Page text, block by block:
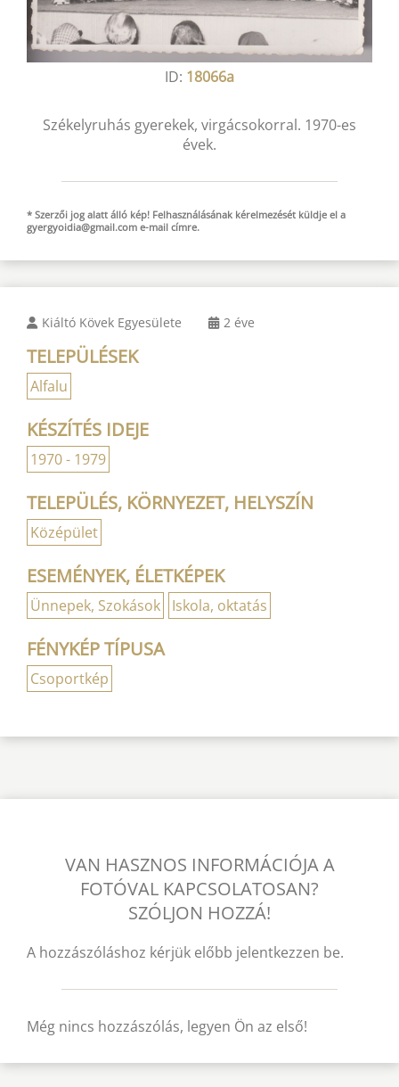
ID: 18066a
Székelyruhás gyerekek, virgácsokorral. 1970-es
évek.
* Szerzői jog alatt álló kép! Felhasználásának kérelmezését küldje el a
gyergyoidia@gmail.com e-mail címre.
Kiáltó Kövek Egyesülete 2 éve
TELEPÜLÉSEK
Alfalu
KÉSZÍTÉS IDEJE
1970 - 1979
TELEPÜLÉS, KÖRNYEZET, HELYSZÍN
Középület
ESEMÉNYEK, ÉLETKÉPEK
Ünnepek, Szokások Iskola, oktatás
FÉNYKÉP TÍPUSA
Csoportkép
VAN HASZNOS INFORMÁCIÓJA A
FOTÓVAL KAPCSOLATOSAN?
SZÓLJON HOZZÁ!
A hozzászóláshoz kérjük előbb jelentkezzen be.
Még nincs hozzászólás, legyen Ön az első!